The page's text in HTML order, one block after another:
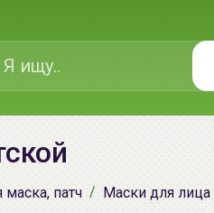
маска, патч Маски для лица